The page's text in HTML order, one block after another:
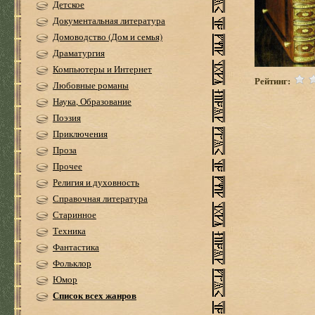
Детское
Документальная литература
Домоводство (Дом и семья)
Драматургия
Компьютеры и Интернет
Любовные романы
Наука, Образование
Поэзия
Приключения
Проза
Прочее
Религия и духовность
Справочная литература
Старинное
Техника
Фантастика
Фольклор
Юмор
Список всех жанров
Рейтинг: